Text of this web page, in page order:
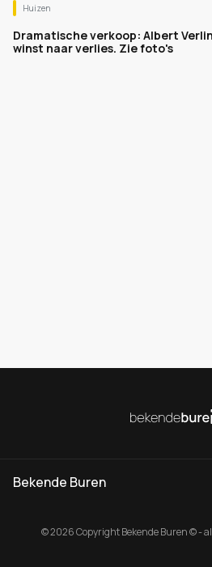
Huizen
Dramatische verkoop: Albert
winst naar verlies. Zie foto's
Bekende Buren
© 2026 Copyright Bekende Buren © -